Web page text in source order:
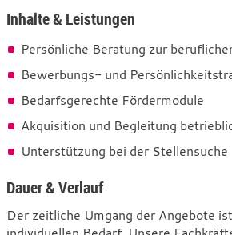
Inhalte & Leistungen
Persönliche Beratung zur
Bewerbungs- und
Bedarfsgerechte Fördermodule
Akquisition und Begleitung
Unterstützung bei der Stellensuche
Dauer & Verlauf
Der zeitliche Umgang der Angebote